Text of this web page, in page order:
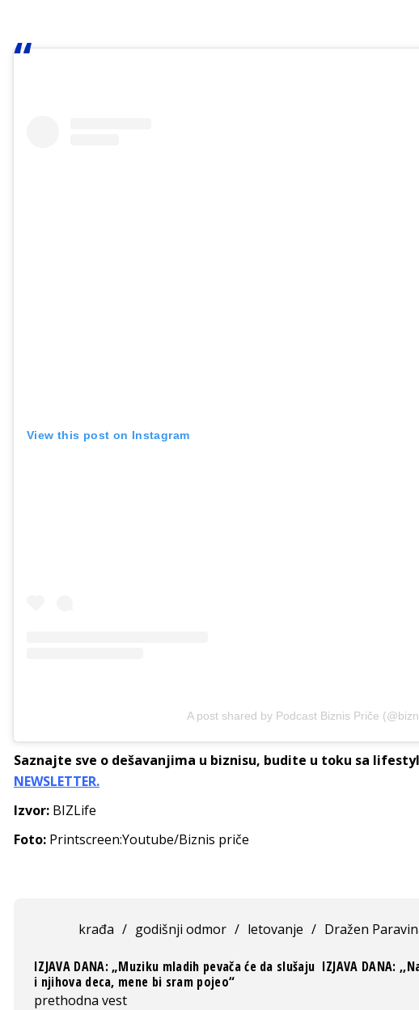
View this post on Instagram
A post shared by Podcast Biznis Priče
Saznajte sve o dešavanjima u biznisu, budite u toku sa
NEWSLETTER.
Izvor: BIZLife
Foto: Printscreen:Youtube/Biznis priče
krađa / godišnji odmor / letovanje / Dražen
IZJAVA DANA: „Muziku mladih pevača će da slušaju
i njihova deca, mene bi sram pojeo“
prethodna vest
IZJAVA DANA: